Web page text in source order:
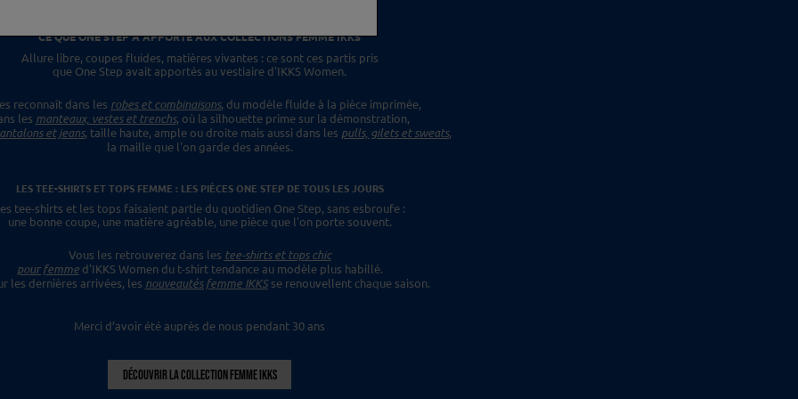
CE QUE ONE STEP A APPORTÉAUX COLLECTIONS FEMME IKKS
Allure libre, coupes fluides, matières vivantes : ce sont ces partis pris
que One Step avait apportés au vestiaire d'IKKS Women.
reconnaît dans les robes et combinaisons, du modèle fluide à la pièce imprimée,
les manteaux, vestes et trenchs, où la silhouette prime sur la démonstration,
et jeans, taille haute, ample ou droite mais aussi dans les pulls, gilets et sweats,
la maille que l'on garde des années.
LES TEE-SHIRTS ET TOPS FEMME : LES PIÈCES ONE STEPDE TOUS LES JOURS
tee-shirts et les tops faisaient partie du quotidien One Step, sans esbroufe :
une bonne coupe, une matière agréable, une pièceque l'on porte souvent.
Vous les retrouverez dans les tee-shirts et tops chic
pour femmed'IKKS Women du t-shirt tendanceau modèle plus habillé.
les dernières arrivées, les nouveautés femme IKKSse renouvellent chaque saison.
Merci d’avoir été auprès de nous pendant 30 ans
DÉCOUVRIR LA COLLECTION FEMME IKKS